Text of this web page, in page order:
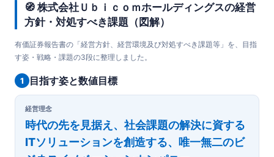
🧭 株式会社Ｕｂｉｃｏｍホールディングスの経営
方針・対処すべき課題（図解）
有価証券報告書の「経営方針、経営環境及び対処すべき課題等」を、目指
す姿・戦略・課題の3段に整理しました。
1 目指す姿と数値目標
経営理念
時代の先を見据え、社会課題の解決に資する
ITソリューションを創造する、唯一無二のビ